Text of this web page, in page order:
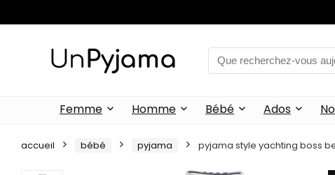
Femme Homme Bébé Ados
accueil bébé pyjama pyjama style yachting boss